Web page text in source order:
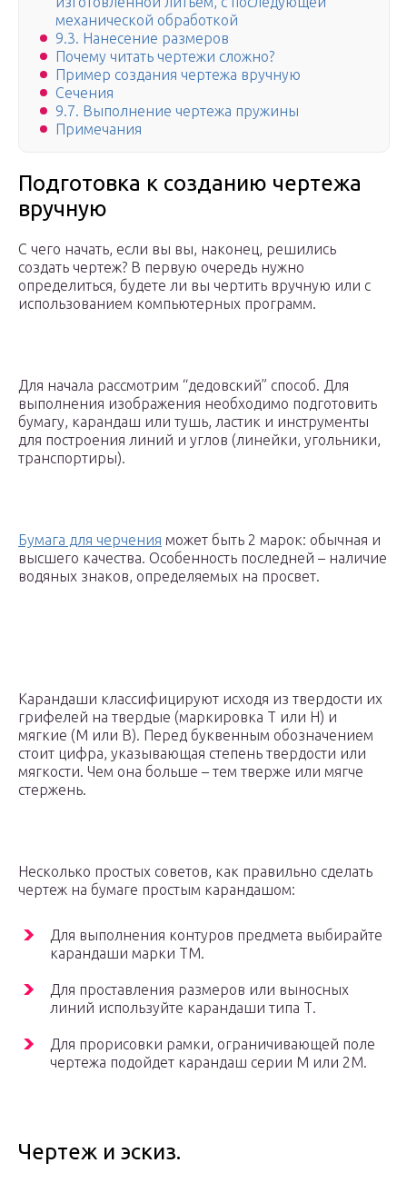
механической обработкой
9.3. Нанесение размеров
Почему читать чертежи сложно?
Пример создания чертежа вручную
Сечения
9.7. Выполнение чертежа пружины
Примечания
Подготовка к созданию чертежа
вручную
С чего начать, если вы вы, наконец, решились
создать чертеж? В первую очередь нужно
определиться, будете ли вы чертить вручную или с
использованием компьютерных программ.
Для начала рассмотрим “дедовский” способ. Для
выполнения изображения необходимо подготовить
бумагу, карандаш или тушь, ластик и инструменты
для построения линий и углов (линейки, угольники,
транспортиры).
Бумага для черчения может быть 2 марок: обычная и
высшего качества. Особенность последней – наличие
водяных знаков, определяемых на просвет.
Карандаши классифицируют исходя из твердости их
грифелей на твердые (маркировка Т или Н) и
мягкие (М или В). Перед буквенным обозначением
стоит цифра, указывающая степень твердости или
мягкости. Чем она больше – тем тверже или мягче
стержень.
Несколько простых советов, как правильно сделать
чертеж на бумаге простым карандашом:
Для выполнения контуров предмета выбирайте
карандаши марки ТМ.
Для проставления размеров или выносных
линий используйте карандаши типа Т.
Для прорисовки рамки, ограничивающей поле
чертежа подойдет карандаш серии М или 2М.
Чертеж и эскиз.